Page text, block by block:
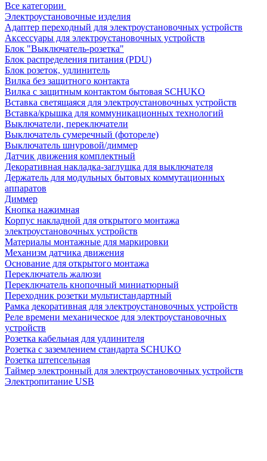
Все категории
Электроустановочные изделия
Адаптер переходный для электроустановочных устройств
Аксессуары для электроустановочных устройств
Блок "Выключатель-розетка"
Блок распределения питания (PDU)
Блок розеток, удлинитель
Вилка без защитного контакта
Вилка с защитным контактом бытовая SCHUKO
Вставка светящаяся для электроустановочных устройств
Вставка/крышка для коммуникационных технологий
Выключатели, переключатели
Выключатель сумеречный (фотореле)
Выключатель шнуровой/диммер
Датчик движения комплектный
Декоративная накладка-заглушка для выключателя
Держатель для модульных бытовых коммутационных
аппаратов
Диммер
Кнопка нажимная
Корпус накладной для открытого монтажа
электроустановочных устройств
Материалы монтажные для маркировки
Механизм датчика движения
Основание для открытого монтажа
Переключатель жалюзи
Переключатель кнопочный миниатюрный
Переходник розетки мультистандартный
Рамка декоративная для электроустановочных устройств
Реле времени механическое для электроустановочных
устройств
Розетка кабельная для удлинителя
Розетка с заземлением стандарта SCHUKO
Розетка штепсельная
Таймер электронный для электроустановочных устройств
Электропитание USB